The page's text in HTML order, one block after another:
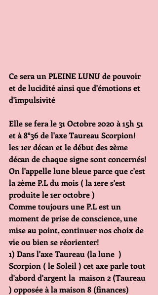
Ce sera un PLEINE LUNU de pouvoir
et de lucidité ainsi que d'émotions et
d'impulsivité
Elle se fera le 31 Octobre 2020 à 15h 51
et à 8°36 de l'axe Taureau Scorpion!
les 1er décan et le début des 2ème
décan de chaque signe sont concernés!
On l'appelle lune bleue parce que c'est
la 2ème P.L du mois ( la 1ere s'est
produite le 1er octobre )
Comme toujours une P.L est un
moment de prise de conscience, une
mise au point, continuer nos choix de
vie ou bien se réorienter!
1) Dans l'axe Taureau (la lune  )
Scorpion ( le Soleil ) cet axe parle tout
d'abord d'argent la  maison 2 (Taureau
) opposée à la maison 8 (finances)